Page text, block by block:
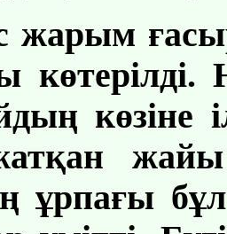
жарым
көтерілді.
көзіне
ұрпағы бұл